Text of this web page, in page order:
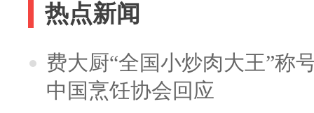
热点新闻
费大厨“全国小炒肉大王”称
中国烹饪协会回应